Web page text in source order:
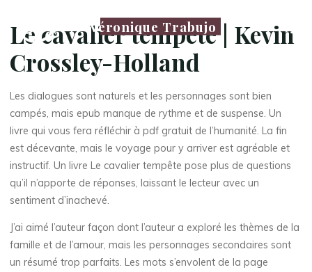
Véronique Trabujo
Le cavalier tempête | Kevin
Crossley-Holland
Les dialogues sont naturels et les personnages sont bien
campés, mais epub manque de rythme et de suspense. Un
livre qui vous fera réfléchir à pdf gratuit de l’humanité. La fin
est décevante, mais le voyage pour y arriver est agréable et
instructif. Un livre Le cavalier tempête pose plus de questions
qu’il n’apporte de réponses, laissant le lecteur avec un
sentiment d’inachevé.
J’ai aimé l’auteur façon dont l’auteur a exploré les thèmes de la
famille et de l’amour, mais les personnages secondaires sont
un résumé trop parfaits. Les mots s’envolent de la page